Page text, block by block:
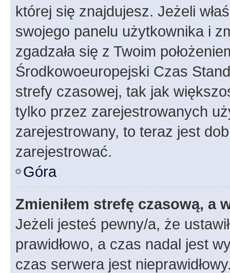
której się znajdujesz. Jeżeli
swojego panelu użytkownika i
zgadzała się z Twoim
Środkowoeuropejski Czas
strefy czasowej, tak jak
tylko przez zarejestrowanych
zarejestrowany, to teraz jest
zarejestrować.
Góra
Zmieniłem strefę czasową, a
Jeżeli jesteś pewny/a, że
prawidłowo, a czas nadal jest
czas serwera jest